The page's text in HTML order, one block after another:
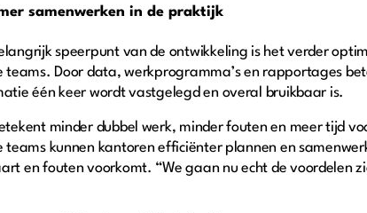
samenwerken in de praktijk
speerpunt van de ontwikkeling is het verder
teams. Door data, werkprogramma’s en rapportages
één keer wordt vastgelegd en overal bruikbaar is.
minder dubbel werk, minder fouten en meer tijd
teams kunnen kantoren efficiënter plannen en
en fouten voorkomt. “We gaan nu echt de voordelen